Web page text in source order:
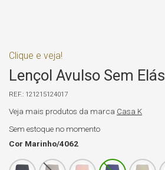
Clique e veja!
Lençol Avulso Sem
121215124017
Veja mais produtos da marca Casa K
Sem estoque no momento
Cor Marinho/4062